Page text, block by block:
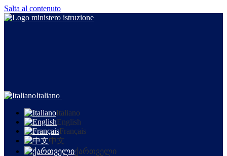
Salta al contenuto
Italiano
Italiano
English
Français
中文
ქართველი